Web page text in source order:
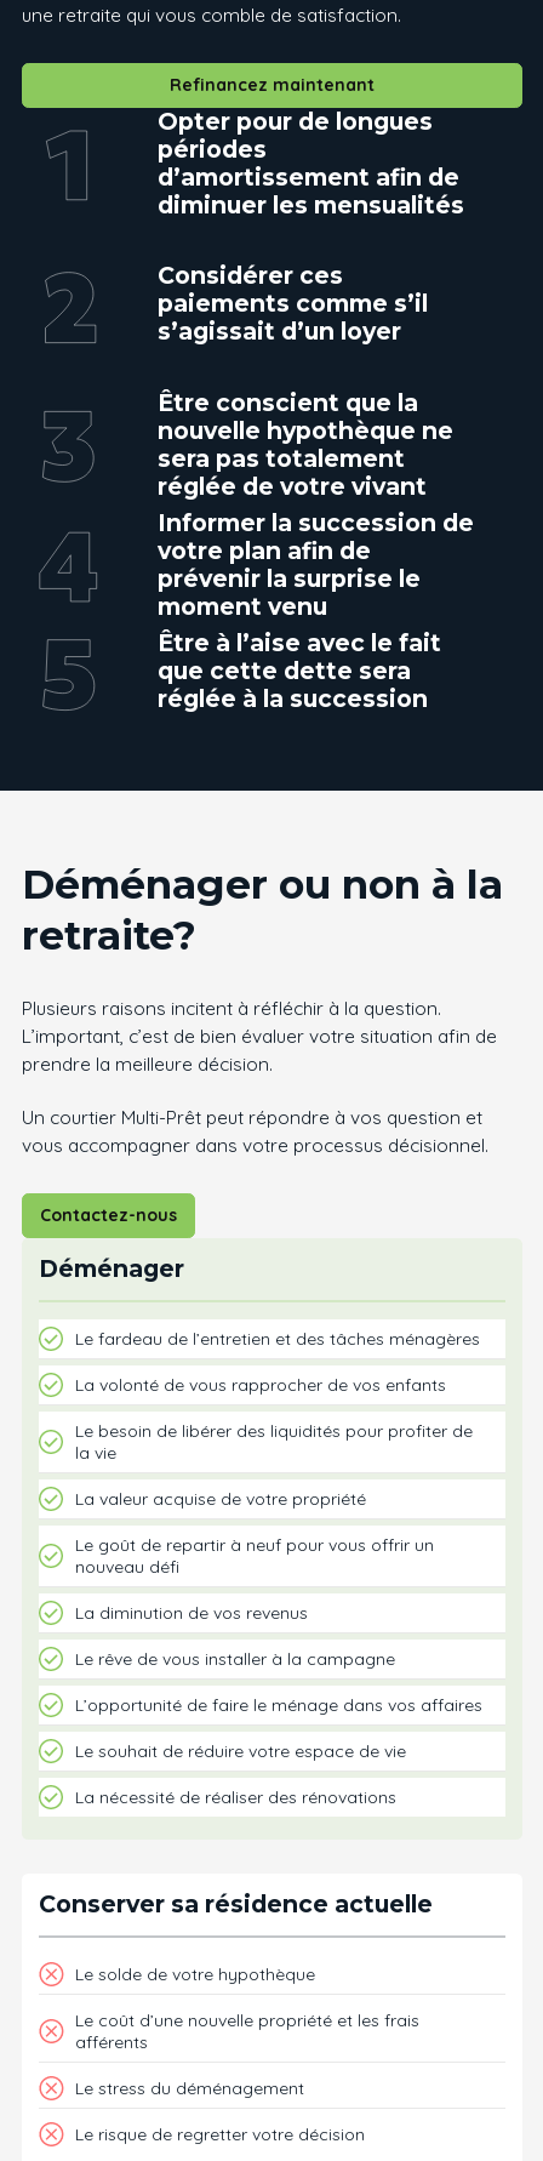
une retraite qui vous comble de satisfaction.
Refinancez maintenant
Opter pour de longues
périodes
d’amortissement afin de
diminuer les mensualités
Considérer ces
paiements comme s’il
s’agissait d’un loyer
Être conscient que la
nouvelle hypothèque ne
sera pas totalement
réglée de votre vivant
Informer la succession de
votre plan afin de
prévenir la surprise le
moment venu
Être à l’aise avec le fait
que cette dette sera
réglée à la succession
Déménager ou non à la
retraite?
Plusieurs raisons incitent à réfléchir à la question.
L’important, c’est de bien évaluer votre situation afin de
prendre la meilleure décision.
Un courtier Multi-Prêt peut répondre à vos question et
vous accompagner dans votre processus décisionnel.
Contactez-nous
Déménager
Le fardeau de l’entretien et des tâches ménagères
La volonté de vous rapprocher de vos enfants
Le besoin de libérer des liquidités pour profiter de
la vie
La valeur acquise de votre propriété
Le goût de repartir à neuf pour vous offrir un
nouveau défi
La diminution de vos revenus
Le rêve de vous installer à la campagne
L’opportunité de faire le ménage dans vos affaires
Le souhait de réduire votre espace de vie
La nécessité de réaliser des rénovations
Conserver sa résidence actuelle
Le solde de votre hypothèque
Le coût d’une nouvelle propriété et les frais
afférents
Le stress du déménagement
Le risque de regretter votre décision